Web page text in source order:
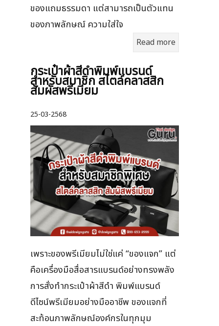
ของแถมธรรมดา แต่สามารถเป็นตัวแทน
ของภาพลักษณ์ ความใส่ใจ
Read more
กระเป๋าผ้าสีดำพิมพ์แบรนด์
สำหรับสมาชิก สไตล์คลาสสิก
สัมผัสพรีเมียม
25-03-2568
เพราะของพรีเมียมไม่ใช่แค่ “ของแจก” แต่
คือเครื่องมือสื่อสารแบรนด์อย่างทรงพลัง
การสั่งทำกระเป๋าผ้าสีดำ พิมพ์แบรนด์
ดีไซน์พรีเมียมอย่างมืออาชีพ ของแจกที่
สะท้อนภาพลักษณ์องค์กรในทุกมุม